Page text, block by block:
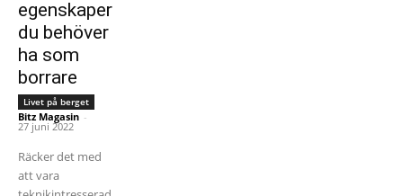
egenskaper
du behöver
ha som
borrare
Livet på berget
Bitz Magasin -
27 juni 2022
Räcker det med
att vara